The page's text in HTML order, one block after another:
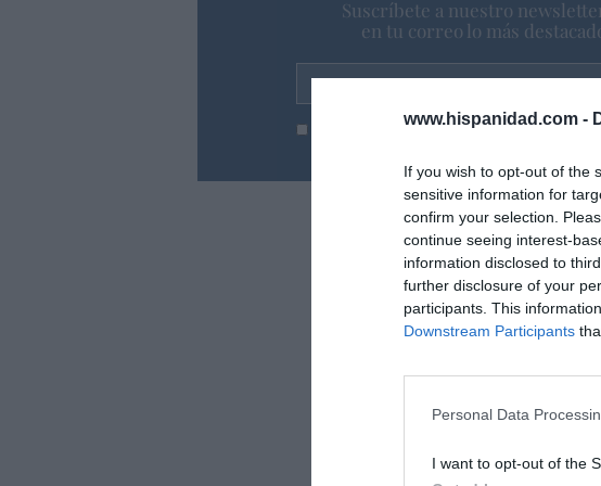
www.hispanidad.com -
If you wish to opt-out of the
sensitive information for
confirm your selection.
continue seeing interest-
information disclosed to
further disclosure of your
participants. This
Downstream Participants
Personal Data
I want to opt-out of the
Suscríbete a nuestro
en tu correo lo más
He leído y acepto lascondiciones legales